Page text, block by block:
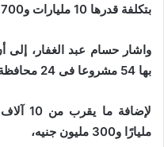
بتكلفة قدرها 10 مليارات و700 مليون جنيه.
بها 54 مشروعا فى 24 محافظة
مليارًا و300 مليون جنيه،